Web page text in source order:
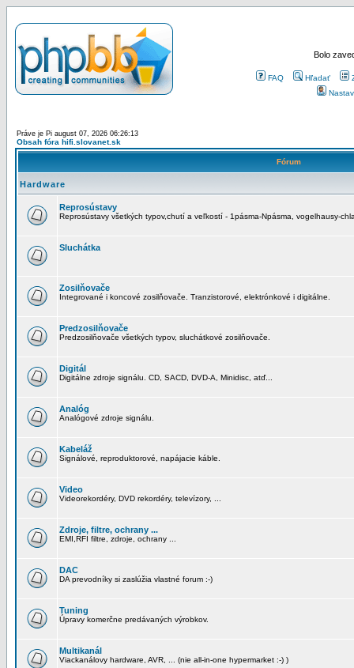
Bolo
FAQ Hľadať
Práve je Pi august 07, 2026 06:26:13
Obsah fóra hifi.slovanet.sk
Fórum
Hardware
Reprosústavy
Reprosústavy všetkých typov,chutí a veľkostí - 1pásma-Npásma, vogelhausy-
Sluchátka
Zosilňovače
Integrované i koncové zosilňovače. Tranzistorové, elektrónkové i digitálne.
Predzosilňovače
Predzosilňovače všetkých typov, sluchátkové zosilňovače.
Digitál
Digitálne zdroje signálu. CD, SACD, DVD-A, Minidisc, atď...
Analóg
Analógové zdroje signálu.
Kabeláž
Signálové, reproduktorové, napájacie káble.
Video
Videorekordéry, DVD rekordéry, televízory, ...
Zdroje, filtre, ochrany ...
EMI,RFI filtre, zdroje, ochrany ...
DAC
DA prevodníky si zaslúžia vlastné forum :-)
Tuning
Úpravy komerčne predávaných výrobkov.
Multikanál
Viackanálovy hardware, AVR, ... (nie all-in-one hypermarket :-) )